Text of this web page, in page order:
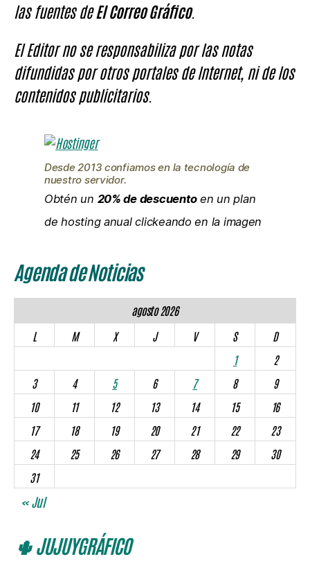
las fuentes deEl Correo Gráfico.
El Editor no se responsabiliza por las notas
difundidas por otros portales de Internet, ni de los
contenidos publicitarios.
Desde 2013 confiamos en la tecnología de
nuestro servidor.
Obtén un 20% de descuentoen un plan
de hosting anual clickeando en la imagen
Agenda de Noticias
agosto 2026
L
M X J V S
D
1
2
3
4 5 6 7 8
9
10
11 12 13 14 15
16
17
18 19 20 21 22
23
24
25 26 27 28 29
30
31
« Jul
🌵 JUJUYGRÁFICO